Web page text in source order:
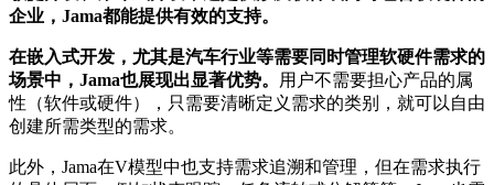
企业，Jama都能提供有效的支持。
在嵌入式开发，尤其是汽车行业等需要同时管理软硬件需求的
场景中，Jama也展现出显著优势。
用户不需要担心产品的属
性（软件或硬件），只需要清晰定义需求的类别，就可以自由
创建所需类型的需求。
此外，Jama在V模型中也支持需求追溯和管理，但在需求执行